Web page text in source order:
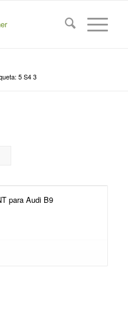
5 S4 3
para Audi B9